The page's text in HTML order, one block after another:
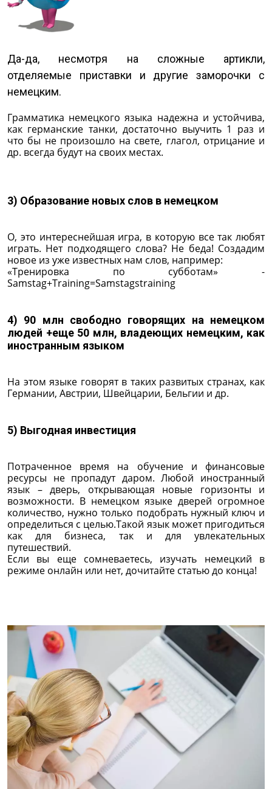
Да-да, несмотря на сложные артикли,
отделяемые приставки и другие заморочки с
немецким.
Грамматика немецкого языка надежна и устойчива,
как германские танки, достаточно выучить 1 раз и
что бы не произошло на свете, глагол, отрицание и
др. всегда будут на своих местах.
3) Образование новых слов в немецком
О, это интереснейшая игра, в которую все так любят
играть. Нет подходящего слова? Не беда! Создадим
новое из уже известных нам слов, например:
«Тренировка по субботам» -
Samstag+Training=Samstagstraining
4) 90 млн свободно говорящих на немецком
людей +еще 50 млн, владеющих немецким, как
иностранным языком
На этом языке говорят в таких развитых странах, как
Германии, Австрии, Швейцарии, Бельгии и др.
5) Выгодная инвестиция
Потраченное время на обучение и финансовые
ресурсы не пропадут даром. Любой иностранный
язык – дверь, открывающая новые горизонты и
возможности. В немецком языке дверей огромное
количество, нужно только подобрать нужный ключ и
определиться с целью.Такой язык может пригодиться
как для бизнеса, так и для увлекательных
путешествий.
Если вы еще сомневаетесь, изучать немецкий в
режиме онлайн или нет, дочитайте статью до конца!